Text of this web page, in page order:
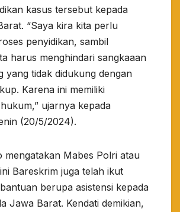
kasus tersebut kepada
“Saya kira kita perlu
penyidikan, sambil
harus menghindari sangkaaan
yang tidak didukung dengan
Karena ini memiliki
ujarnya kepada
(20/5/2024).
mengatakan Mabes Polri atau
Bareskrim juga telah ikut
berupa asistensi kepada
Jawa Barat. Kendati demikian,